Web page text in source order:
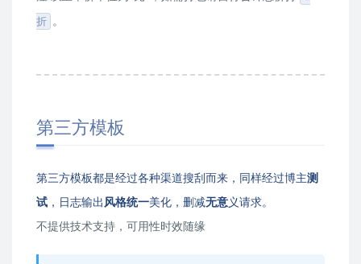
折 。
第三方模板
第三方模板都是经过各种渠道搜刮而来，同样经过博主测
试 ，日志输出风格统一美化，删减无意义请求。
不提供技术支持，可用性时效随缘